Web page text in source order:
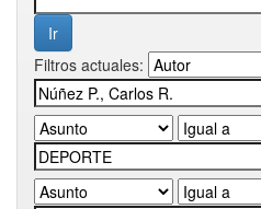
Filtros actuales: